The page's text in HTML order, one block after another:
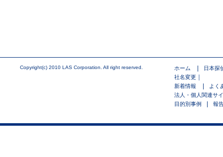
ホーム
日本探
社名変更
新着情報
よく
法人・個人関連サ
目的別事例
報
Copyright(c) 2010 LAS Corporation. All right reserved.